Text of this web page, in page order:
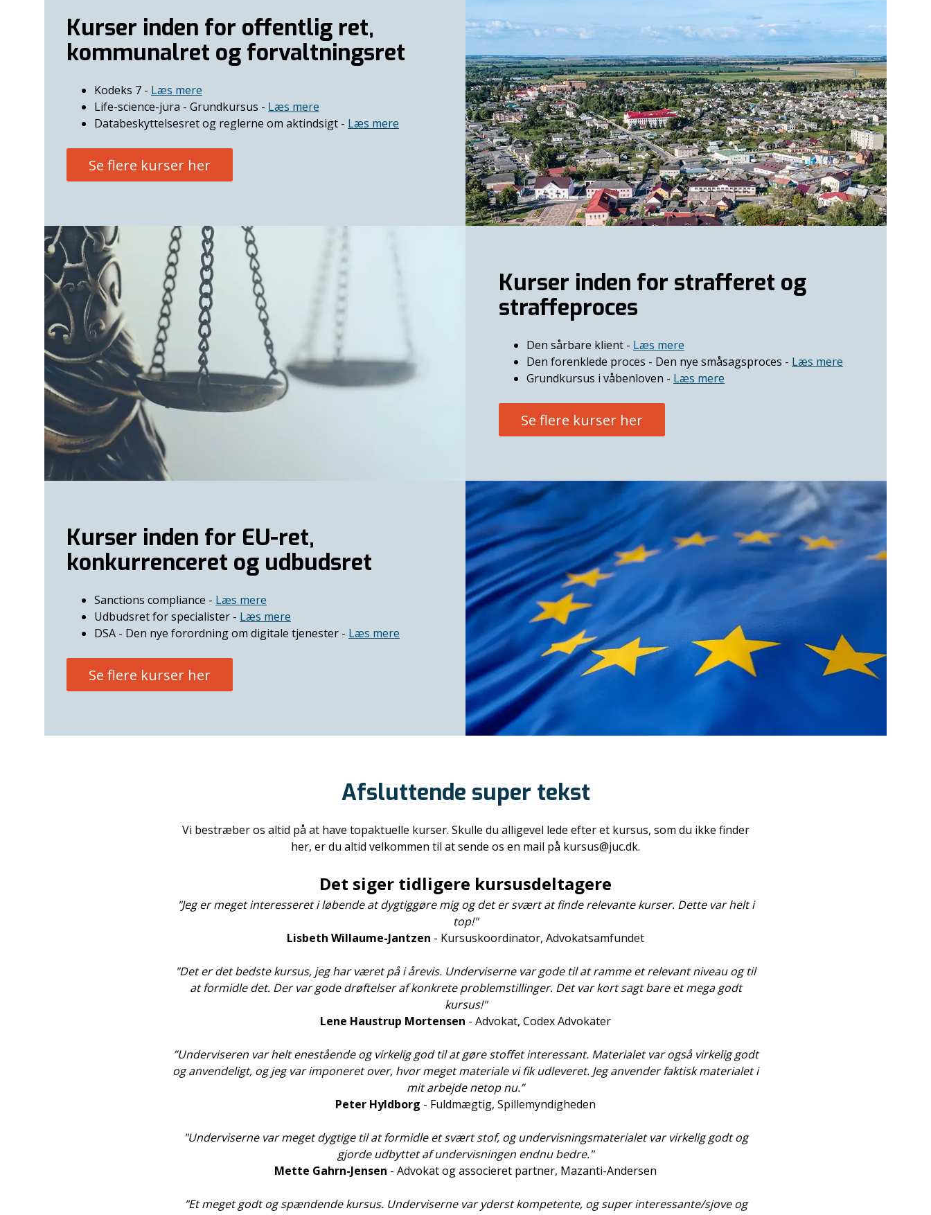
Kurser inden for offentlig ret,
kommunalret og forvaltningsret
Kodeks 7 - Læs mere
Life-science-jura - Grundkursus - Læs mere
Databeskyttelsesret og reglerne om aktindsigt - Læs mere
Se flere kurser her
Kurser inden for strafferet og
straffeproces
Den sårbare klient - Læs mere
Den forenklede proces - Den nye småsagsproces - Læs mere
Grundkursus i våbenloven - Læs mere
Se flere kurser her
Kurser inden for EU-ret,
konkurrenceret og udbudsret
Sanctions compliance - Læs mere
Udbudsret for specialister - Læs mere
DSA - Den nye forordning om digitale tjenester - Læs mere
Se flere kurser her
Afsluttende super tekst
Vi bestræber os altid på at have topaktuelle kurser. Skulle du alligevel lede efter et kursus, som du ikke finder
her, er du altid velkommen til at sende os en mail på kursus@juc.dk.
Det siger tidligere kursusdeltagere
"Jeg er meget interesseret i løbende at dygtiggøre mig og det er svært at finde relevante kurser. Dette var helt i
top!"
Lisbeth Willaume-Jantzen - Kursuskoordinator, Advokatsamfundet
"Det er det bedste kursus, jeg har været på i årevis. Underviserne var gode til at ramme et relevant niveau og til
at formidle det. Der var gode drøftelser af konkrete problemstillinger. Det var kort sagt bare et mega godt
kursus!"
Lene Haustrup Mortensen - Advokat, Codex Advokater
”Underviseren var helt enestående og virkelig god til at gøre stoffet interessant. Materialet var også virkelig godt
og anvendeligt, og jeg var imponeret over, hvor meget materiale vi fik udleveret. Jeg anvender faktisk materialet i
mit arbejde netop nu.”
Peter Hyldborg - Fuldmægtig, Spillemyndigheden
"Underviserne var meget dygtige til at formidle et svært stof, og undervisningsmaterialet var virkelig godt og
gjorde udbyttet af undervisningen endnu bedre."
Mette Gahrn-Jensen - Advokat og associeret partner, Mazanti-Andersen
"Et meget godt og spændende kursus. Underviserne var yderst kompetente, og super interessante/sjove og